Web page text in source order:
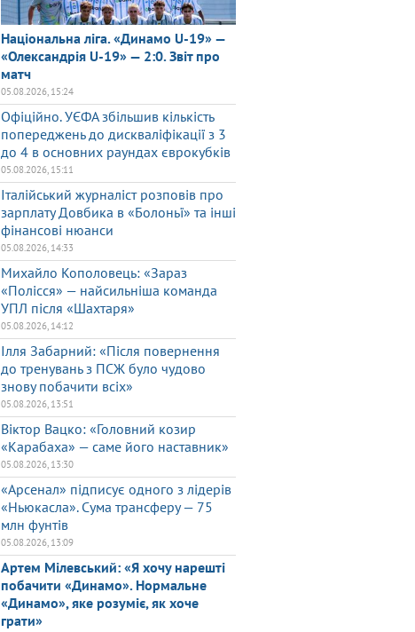
Національна ліга. «Динамо U-19» —
«Олександрія U-19» — 2:0. Звіт про
матч
05.08.2026, 15:24
Офіційно. УЄФА збільшив кількість
попереджень до дискваліфікації з 3
до 4 в основних раундах єврокубків
05.08.2026, 15:11
Італійський журналіст розповів про
зарплату Довбика в «Болоньї» та інші
фінансові нюанси
05.08.2026, 14:33
Михайло Кополовець: «Зараз
«Полісся» — найсильніша команда
УПЛ після «Шахтаря»
05.08.2026, 14:12
Ілля Забарний: «Після повернення
до тренувань з ПСЖ було чудово
знову побачити всіх»
05.08.2026, 13:51
Віктор Вацко: «Головний козир
«Карабаха» — саме його наставник»
05.08.2026, 13:30
«Арсенал» підписує одного з лідерів
«Ньюкасла». Сума трансферу — 75
млн фунтів
05.08.2026, 13:09
Артем Мілевський: «Я хочу нарешті
побачити «Динамо». Нормальне
«Динамо», яке розуміє, як хоче
грати»